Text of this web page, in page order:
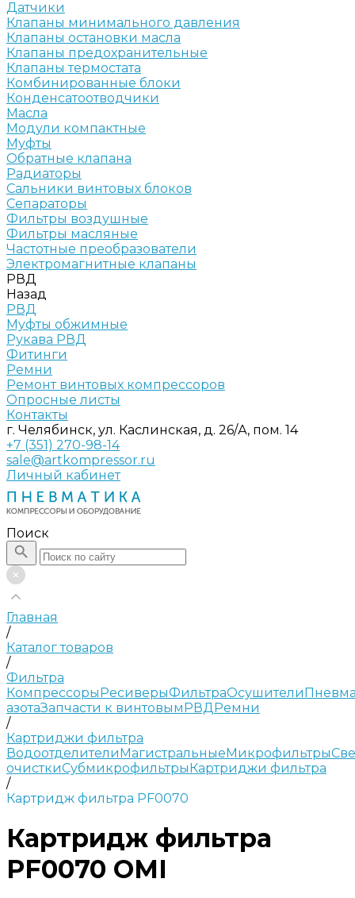
Датчики
Клапаны минимального давления
Клапаны остановки масла
Клапаны предохранительные
Клапаны термостата
Комбинированные блоки
Конденсатоотводчики
Масла
Модули компактные
Муфты
Обратные клапана
Радиаторы
Сальники винтовых блоков
Сепараторы
Фильтры воздушные
Фильтры масляные
Частотные преобразователи
Электромагнитные клапаны
РВД
Назад
РВД
Муфты обжимные
Рукава РВД
Фитинги
Ремни
Ремонт винтовых компрессоров
Опросные листы
Контакты
г. Челябинск, ул. Каслинская, д. 26/А, пом. 14
+7 (351) 270-98-14
sale@artkompressor.ru
Личный кабинет
Поиск
Главная
/
Каталог товаров
/
Фильтра
КомпрессорыРесиверыФильтраОсушители
азотаЗапчасти к винтовымРВДРемни
/
Картриджи фильтра
ВодоотделителиМагистральныеМикрофильтры
очисткиСубмикрофильтрыКартриджи фильтра
/
Картридж фильтра PF0070
Картридж фильтра
PF0070 OMI